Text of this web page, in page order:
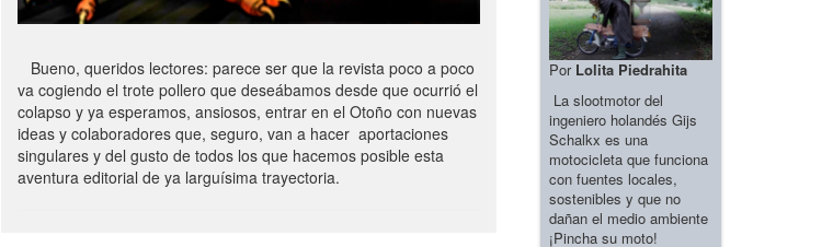
Bueno, queridos lectores: parece ser que la revista poco a poco
va cogiendo el trote pollero que deseábamos desde que ocurrió el
colapso y ya esperamos, ansiosos, entrar en el Otoño con nuevas
ideas y colaboradores que, seguro, van a hacer aportaciones
singulares y del gusto de todos los que hacemos posible esta
aventura editorial de ya larguísima trayectoria.
Por Lolita Piedrahita
La slootmotor del
ingeniero holandés Gijs
Schalkx es una
motocicleta que funciona
con fuentes locales,
sostenibles y que no
dañan el medio ambiente
¡Pincha su moto!